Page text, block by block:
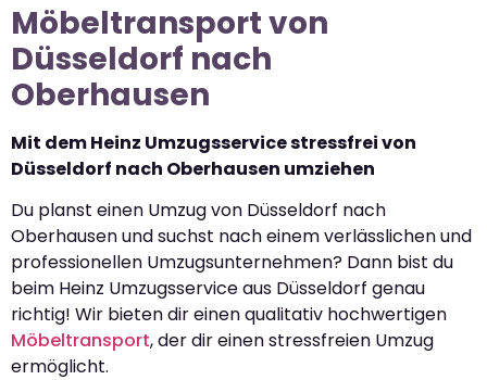
Möbeltransport von
Düsseldorf nach
Oberhausen
Mit dem Heinz Umzugsservice stressfrei von
Düsseldorf nach Oberhausen umziehen
Du planst einen Umzug von Düsseldorf nach
Oberhausen und suchst nach einem verlässlichen und
professionellen Umzugsunternehmen? Dann bist du
beim Heinz Umzugsservice aus Düsseldorf genau
richtig! Wir bieten dir einen qualitativ hochwertigen
Möbeltransport, der dir einen stressfreien Umzug
ermöglicht.